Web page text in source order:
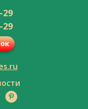
29
29